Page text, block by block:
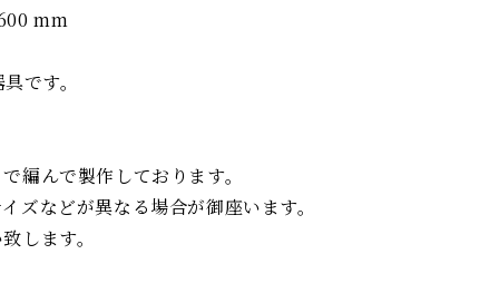
mm
です。
編んで製作しております。
ズなどが異なる場合が御座います。
します。